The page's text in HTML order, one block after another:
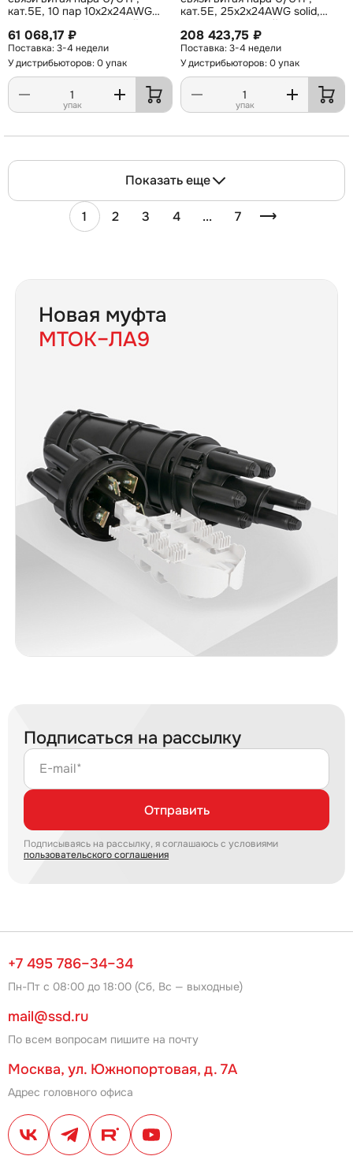
кат.5E, 10 пар 10х2х24AWG
solid, LSZH, 305м, серый
61 068,17 ₽
3-4 недели
У дистрибьюторов: 0 упак
упак
кат.5E, 25х2х24AWG solid,
PVC, 500м, серый
208 423,75 ₽
3-4 недели
У дистрибьюторов: 0 упак
упак
Показать еще
1 2 3 4 ... 7
Новая муфта
МТОК–ЛА9
Подписаться на рассылку
E-mail*
Отправить
Подписываясь на рассылку, я соглашаюсь с условиями
пользовательского соглашения
+7 495 786–34–34
Пн-Пт с 08:00 до 18:00 (Сб, Вс — выходные)
mail@ssd.ru
По всем вопросам пишите на почту
Москва, ул. Южнопортовая, д. 7А
Адрес головного офиса